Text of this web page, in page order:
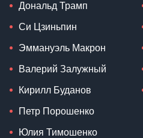
Дональд Трамп
Си Цзиньпин
Эммануэль Макрон
Валерий Залужный
Кирилл Буданов
Петр Порошенко
Юлия Тимошенко